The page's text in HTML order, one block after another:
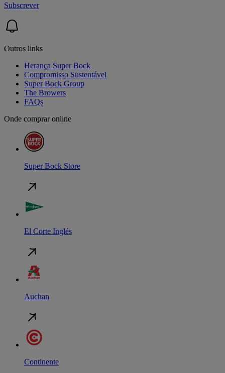
Subscrever
Outros links
Herança Super Bock
Compromisso Sustentável
Super Bock Group
The Browers
FAQs
Onde comprar online
Super Bock Store
El Corte Inglés
Auchan
Continente